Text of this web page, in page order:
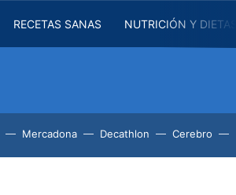
RECETAS SANAS NUTRICIÓN Y
Mercadona Decathlon Cerebro